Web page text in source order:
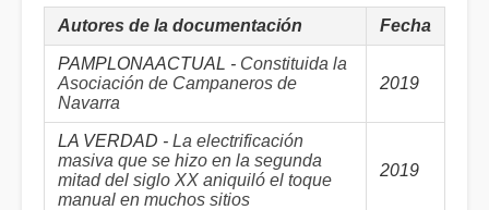
Autores de la documentación Fecha
PAMPLONAACTUAL - Constituida la
Asociación de Campaneros de
Navarra
2019
LA VERDAD - La electrificación
masiva que se hizo en la segunda
mitad del siglo XX aniquiló el toque
manual en muchos sitios
2019